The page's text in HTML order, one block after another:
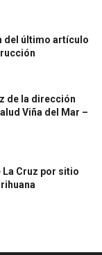
del último artículo
de la dirección
Viña del Mar –
La Cruz por sitio